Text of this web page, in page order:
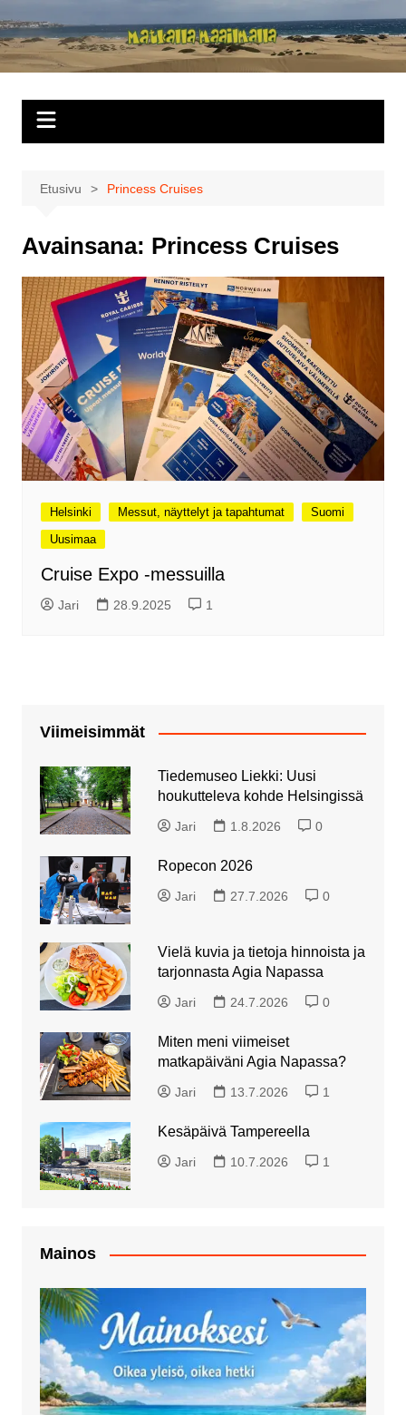
sisältöön
Matkalla
maailmalla
Etusivu Princess Cruises
Avainsana: Princess Cruises
Helsinki Messut, näyttelyt ja tapahtumat
Suomi
Uusimaa
Cruise Expo -messuilla
Jari 28.9.2025 1
Viimeisimmät
Tiedemuseo Liekki: Uusi
houkutteleva kohde Helsingissä
Jari 1.8.2026 0
Ropecon 2026
Jari 27.7.2026 0
Vielä kuvia ja tietoja hinnoista ja
tarjonnasta Agia Napassa
Jari 24.7.2026 0
Miten meni viimeiset
matkapäiväni Agia Napassa?
Jari 13.7.2026 1
Kesäpäivä Tampereella
Jari 10.7.2026 1
Mainos